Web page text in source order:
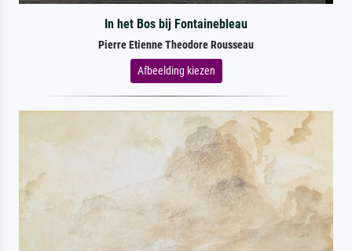
In het Bos bij Fontainebleau
Pierre Etienne Theodore Rousseau
Afbeelding kiezen